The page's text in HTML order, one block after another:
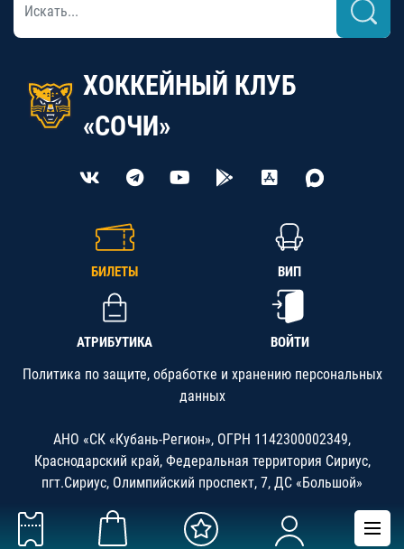
ХОККЕЙНЫЙ КЛУБ
«СОЧИ»
БИЛЕТЫ ВИП
АТРИБУТИКА ВОЙТИ
Политика по защите, обработке и хранению персональных
данных
АНО «СК «Кубань-Регион», ОГРН 1142300002349,
Краснодарский край, Федеральная территория Сириус,
пгт.Сириус, Олимпийский проспект, 7, ДС «Большой»